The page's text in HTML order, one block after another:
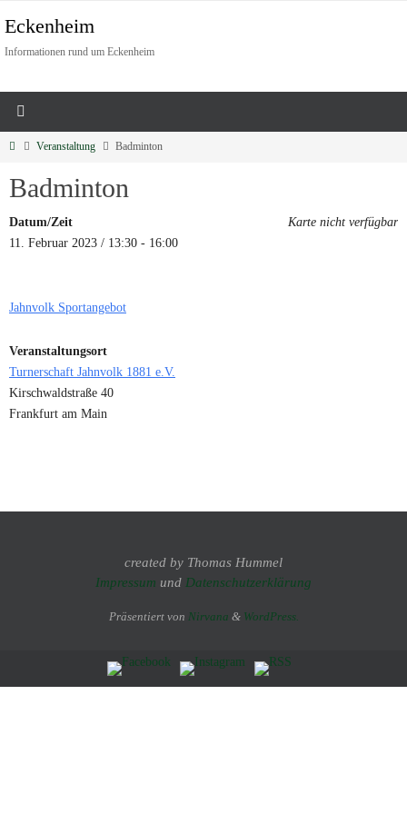
Eckenheim
Informationen rund um Eckenheim
Veranstaltung Badminton
Badminton
Karte nicht verfügbar
Datum/Zeit
11. Februar 2023 / 13:30 - 16:00
Jahnvolk Sportangebot
Veranstaltungsort
Turnerschaft Jahnvolk 1881 e.V.
Kirschwaldstraße 40
Frankfurt am Main
created by Thomas Hummel
Impressum und Datenschutzerklärung
Präsentiert von Nirvana & WordPress.